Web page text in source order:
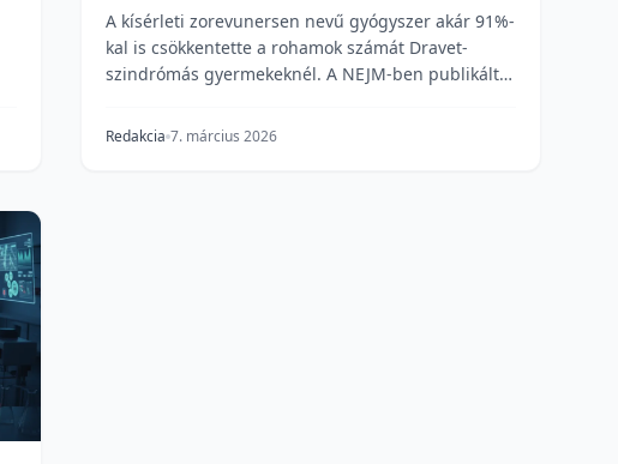
A kísérleti zorevunersen nevű gyógyszer akár 91%-
kal is csökkentette a rohamok számát Dravet-
szindrómás gyermekeknél. A NEJM-ben publikált
Redakcia 7. március 2026